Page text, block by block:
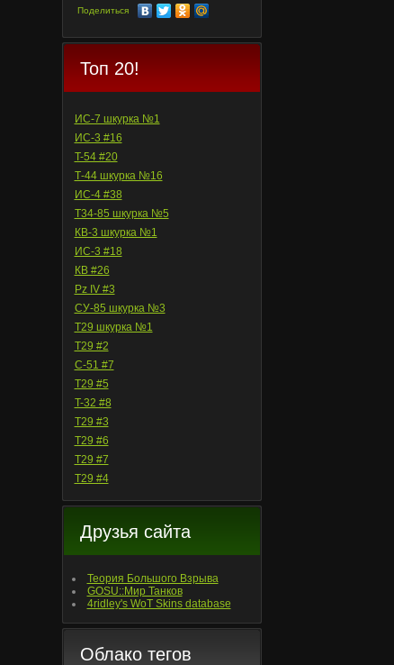
Поделиться
Топ 20!
ИС-7 шкурка №1
ИС-3 #16
T-54 #20
Т-44 шкурка №16
ИС-4 #38
Т34-85 шкурка №5
КВ-3 шкурка №1
ИС-3 #18
КВ #26
Pz IV #3
СУ-85 шкурка №3
T29 шкурка №1
T29 #2
С-51 #7
T29 #5
T-32 #8
T29 #3
T29 #6
T29 #7
T29 #4
Друзья сайта
Теория Большого Взрыва
GOSU::Мир Танков
4ridley's WoT Skins database
Облако тегов